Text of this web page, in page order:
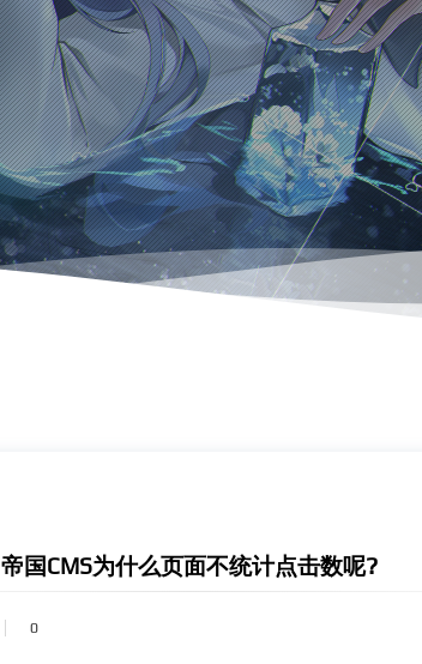
帝国CMS为什么页面不统计点击数呢?
0